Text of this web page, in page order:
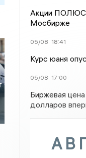
Акции ПОЛЮС
Мосбирже
05/08 18:41
Курс юаня
05/08 17:00
Биржевая
долларов